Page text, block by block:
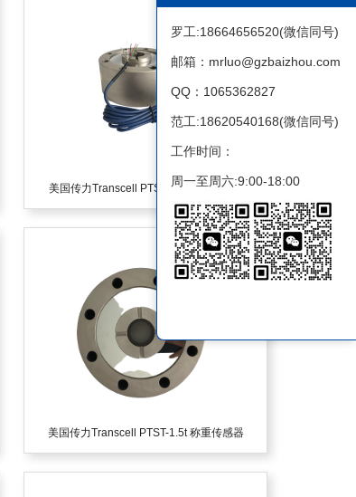
美国传力Transcell PTST-10t 称重传感器
美国传力Transcell PTST-1.5t 称重传感器
罗工:18664656520(微信同号)
邮箱：mrluo@gzbaizhou.com
QQ：1065362827
范工:18620540168(微信同号)
工作时间：
周一至周六:9:00-18:00